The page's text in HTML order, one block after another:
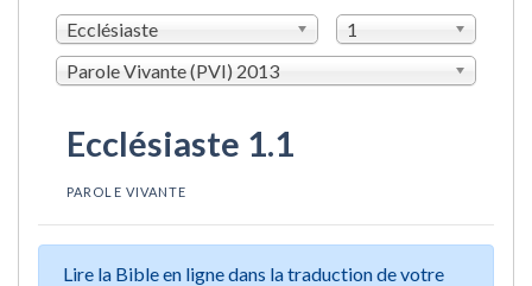
Ecclésiaste
1
Parole Vivante (PVI) 2013
Ecclésiaste 1.1
PAROLE VIVANTE
Lire la Bible en ligne dans la traduction de votre